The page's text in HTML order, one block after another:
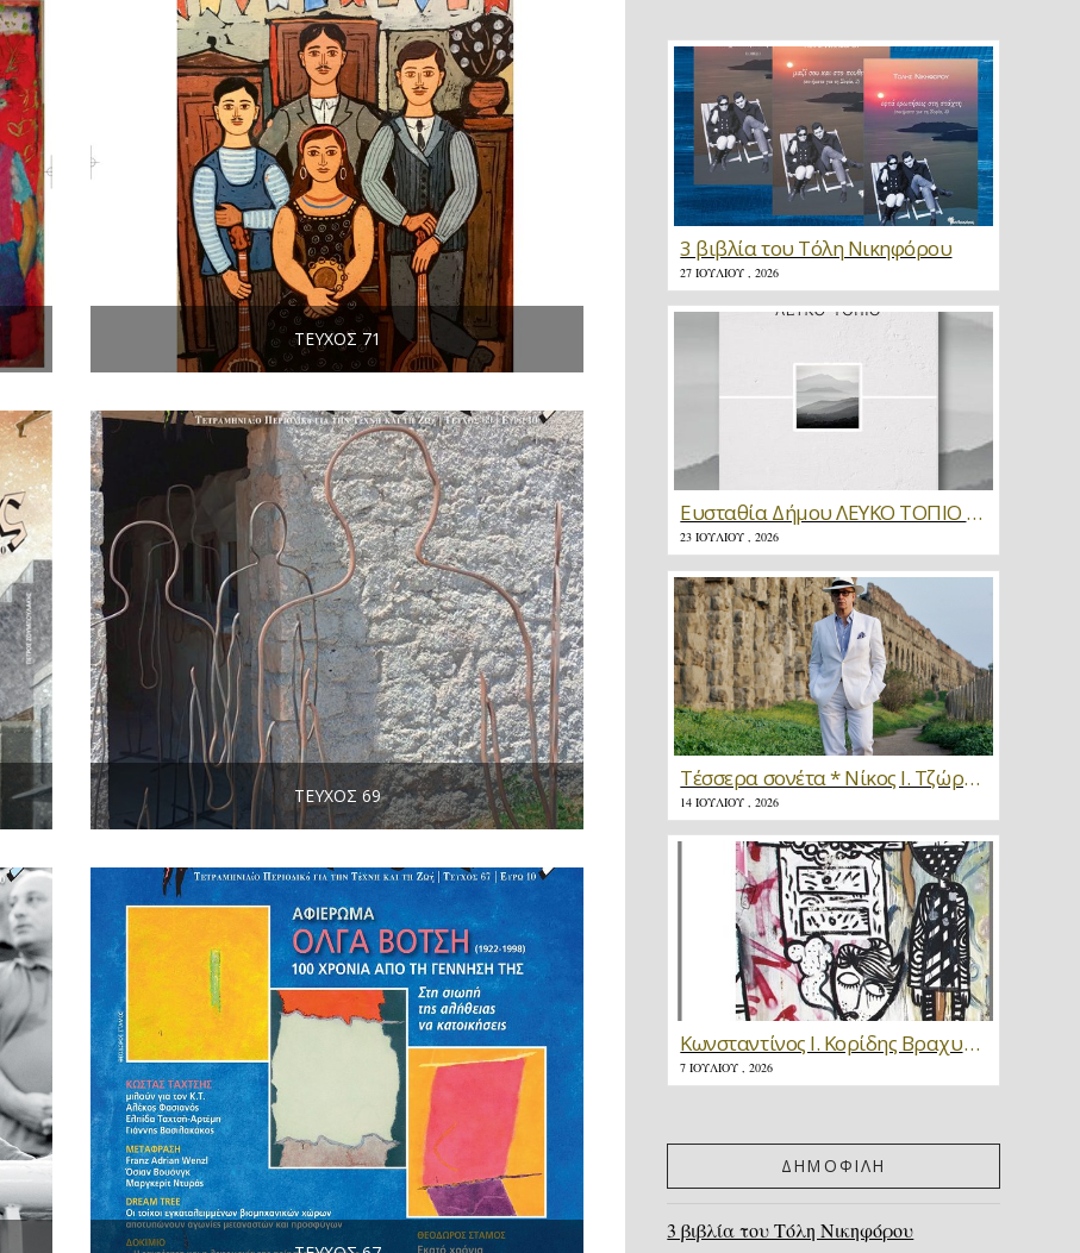
ΤΕΎΧΟΣ 71
ΤΕΎΧΟΣ 69
3 βιβλία του Τόλη Νικηφόρου
27 ΙΟΥΛΊΟΥ , 2026
Ευσταθία Δήμου ΛΕΥΚΟ ΤΟΠΙΟ * Κριτική
23 ΙΟΥΛΊΟΥ , 2026
Τέσσερα σονέτα * Νίκος Ι. Τζώρτζης
14 ΙΟΥΛΊΟΥ , 2026
Κωνσταντίνος Ι. Κορίδης Βραχυγραφίες * Κριτική
7 ΙΟΥΛΊΟΥ , 2026
ΔΗΜΟΦΙΛΗ
3 βιβλία του Τόλη Νικηφόρου